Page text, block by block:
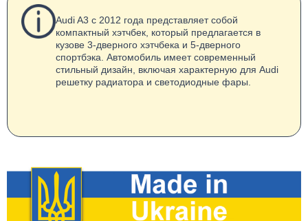
Audi A3 с 2012 года представляет собой
компактный хэтчбек, который предлагается в
кузове 3-дверного хэтчбека и 5-дверного
спортбэка. Автомобиль имеет современный
стильный дизайн, включая характерную для Audi
решетку радиатора и светодиодные фары.